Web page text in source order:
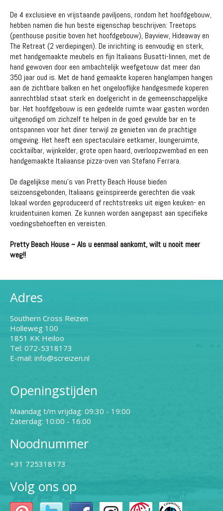
De 4 exclusieve en vrijstaande paviljoens, rondom het hoofdgebouw,
hebben namen die hun beste eigenschap beschrijven: Treetops
(penthouse positie boven het hoofdgebouw), Bayview, Hideaway en
The Retreat (2 verdiepingen). De inrichting is eenvoudig en sterk,
met handgemaakte meubels en fijn Italiaans Busatti-linnen, met de
hand gewoven door een ambachtelijk weefgetouw dat meer dan
350 jaar oud is. Met de hand gemaakte koperen hanglampen hangen
aan de zichtbare balken en het ongelooflijke handgesmede koperen
aanrechtblad staat sterk en doelgericht in de gemeenschappelijke
bar. Het hoofdgebouw is een gedeelde ruimte waar gasten worden
uitgenodigd om zichzelf te helpen in de goed gevulde bar en te
ontspannen voor het diner terwijl ze genieten van de prachtige
omgeving. Het heeft een spectaculaire eetkamer, loungeruimte,
cocktailbar, wijnkelder, grote open haard, overloopzwembad en een
handgemaakte Italiaanse pizza-oven van Stefano Ferrara.
De dagelijkse menu's van Pretty Beach House bieden
seizoensgebonden, Italiaans geïnspireerde gerechten die vaak
lokaal worden geproduceerd of rechtstreeks uit eigen keuken- en
kruidentuinen komen. Ze kunnen worden aangepast aan specifieke
voedingsbehoeften en vereisten.
Pretty Beach House ~ Als u eenmaal aankomt, wilt u nooit meer
weg!!
Adres
Southern Cross Reizen
Holleweg 100
1851 KK Heiloo
Tel: 072-5318173
E-mail: info@screizen.nl
Openingstijden
Maandag t/m vrijdag: 09:30 - 19:00
Zaterdag: 10:00 - 16:00
Noodnummer
+31 725318173
Volg ons op